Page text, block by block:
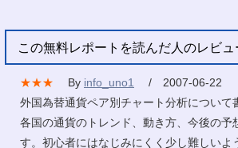
この無料レポートを読んだ人のレビュ
★★★ By info_uno1
/ 2007-06-22
外国為替通貨ペア別チャート分析について
各国の通貨のトレンド、動き方、今後の予
す。初心者にはなじみにくく少し難しいよ